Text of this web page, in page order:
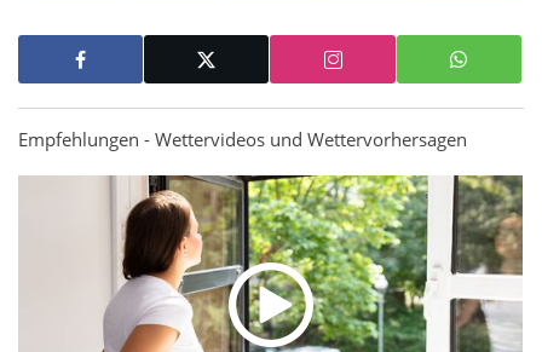
Empfehlungen - Wettervideos und Wettervorhersagen